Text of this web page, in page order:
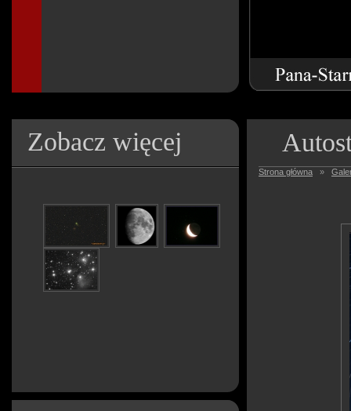
Zobacz więcej
Strona główna »